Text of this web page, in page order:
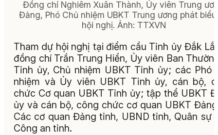
Đồng chí Nghiêm Xuân Thành, Ủy viên Trung
Đảng, Phó Chủ nhiệm UBKT Trung ương phát
hội nghị. Ảnh: TTXVN
Tham dự hội nghị tại điểm cầu Tỉnh ủy Đắk
đồng chí Trần Trung Hiển, Ủy viên Ban
Tỉnh ủy, Chủ nhiệm UBKT Tỉnh ủy; các Phó
nhiệm và Ủy viên UBKT Tỉnh ủy, cán bộ,
chức Cơ quan UBKT Tỉnh ủy; tập thể UBKT
ủy và cán bộ, công chức cơ quan UBKT
Các cơ quan Đảng tỉnh, UBND tỉnh, Quân sự
Công an tỉnh.